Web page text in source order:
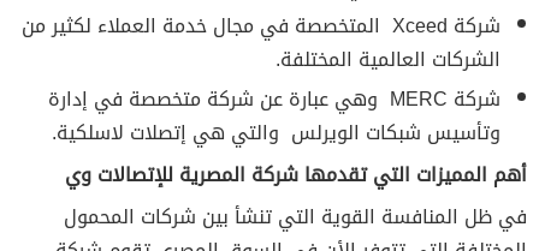
شركة Xceed المتخصصة في مجال خدمة العملاء لكثير من
الشركات العالمية المختلفة.
شركة MERC وهي عبارة عن شركة متخصصة في إدارة
وتأسيس شبكات الويرلس والتي هي إتصلات لاسلكية.
أهم المميزات التي تقدمها شركة المصرية للإتصالات وي
في ظل المنافسة القوية التي تنشأ بين شركات المحمول